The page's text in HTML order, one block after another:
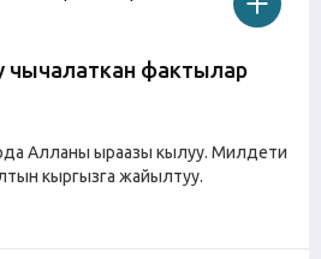
фактылар
Алланы ыраазы кылуу. Милдети
кыргызга жайылтуу.